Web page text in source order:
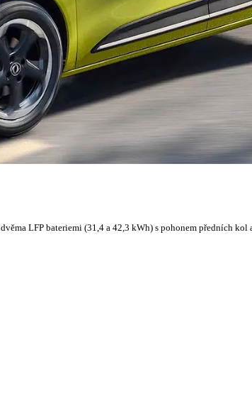
LFP bateriemi (31,4 a 42,3 kWh) s pohonem předních